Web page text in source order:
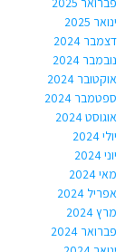
ינואר 2025
דצמבר 2024
נובמבר 2024
אוקטובר 2024
ספטמבר 2024
אוגוסט 2024
יולי 2024
יוני 2024
מאי 2024
אפריל 2024
מרץ 2024
פברואר 2024